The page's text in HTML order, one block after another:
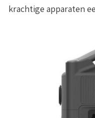
krachtige apparaten